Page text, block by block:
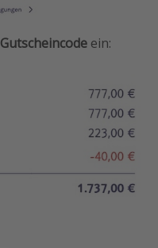
Gutscheincode ein: